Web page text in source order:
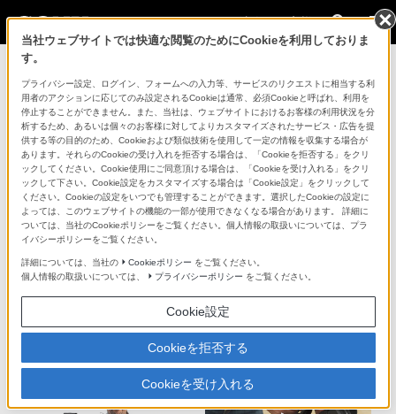
法人のお客様
ハイフレームレート撮影
Play
Video
当社ウェブサイトでは快適な閲覧のためにCookieを利用しておりま
す。
プライバシー設定、ログイン、フォームへの入力等、サービスのリクエストに相当する利
用者のアクションに応じてのみ設定されるCookieは通常、必須Cookieと呼ばれ、利用を
停止することができません。また、当社は、ウェブサイトにおけるお客様の利用状況を分
析するため、あるいは個々のお客様に対してよりカスタマイズされたサービス・広告を提
供する等の目的のため、Cookieおよび類似技術を使用して一定の情報を収集する場合が
あります。それらのCookieの受け入れを拒否する場合は、「Cookieを拒否する」をクリ
ックしてください。Cookie使用にご同意頂ける場合は、「Cookieを受け入れる」をクリ
ックして下さい。Cookie設定をカスタマイズする場合は「Cookie設定」をクリックして
ください。Cookieの設定をいつでも管理することができます。選択したCookieの設定に
よっては、このウェブサイトの機能の一部が使用できなくなる場合があります。 詳細に
ついては、当社のCookieポリシーをご覧ください。個人情報の取扱いについては、プラ
イバシーポリシーをご覧ください。
詳細については、当社の Cookieポリシー をご覧ください。
個人情報の取扱いについては、
プライバシーポリシー をご覧ください。
Cookie設定
Cookieを拒否する
Cookieを受け入れる